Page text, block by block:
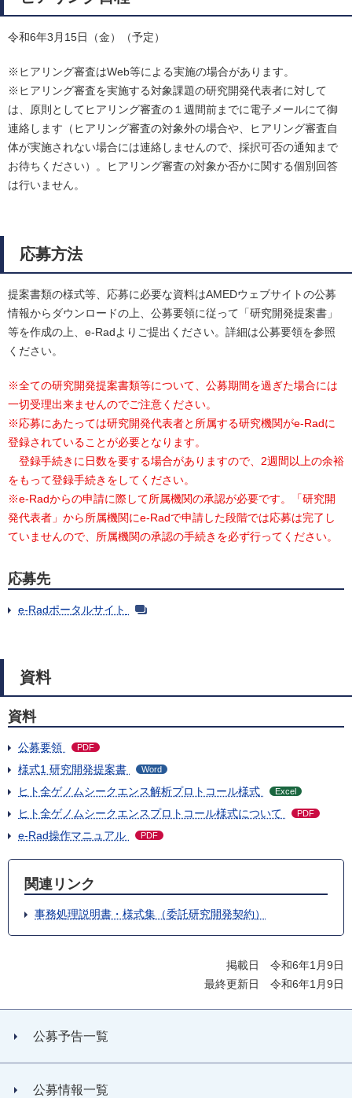
令和6年3月15日（金）（予定）
※ヒアリング審査はWeb等による実施の場合があります。
※ヒアリング審査を実施する対象課題の研究開発代表者に対して
は、原則としてヒアリング審査の１週間前までに電子メールにて御
連絡します（ヒアリング審査の対象外の場合や、ヒアリング審査自
体が実施されない場合には連絡しませんので、採択可否の通知まで
お待ちください）。ヒアリング審査の対象か否かに関する個別回答
は行いません。
応募方法
提案書類の様式等、応募に必要な資料はAMEDウェブサイトの公募
情報からダウンロードの上、公募要領に従って「研究開発提案書」
等を作成の上、e-Radよりご提出ください。詳細は公募要領を参照
ください。
※全ての研究開発提案書類等について、公募期間を過ぎた場合には
一切受理出来ませんのでご注意ください。
※応募にあたっては研究開発代表者と所属する研究機関がe-Radに
登録されていることが必要となります。
登録手続きに日数を要する場合がありますので、2週間以上の余裕
をもって登録手続きをしてください。
※e-Radからの申請に際して所属機関の承認が必要です。「研究開
発代表者」から所属機関にe-Radで申請した段階では応募は完了し
ていませんので、所属機関の承認の手続きを必ず行ってください。
応募先
e-Radポータルサイト
資料
資料
公募要領 PDF
様式1 研究開発提案書 Word
ヒト全ゲノムシークエンス解析プロトコール様式 Excel
ヒト全ゲノムシークエンスプロトコール様式について PDF
e-Rad操作マニュアル PDF
関連リンク
事務処理説明書・様式集（委託研究開発契約）
掲載日 令和6年1月9日
最終更新日 令和6年1月9日
公募予告一覧
公募情報一覧